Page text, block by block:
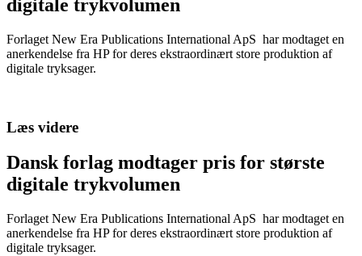
digitale trykvolumen
Forlaget New Era Publications International ApS har modtaget en
anerkendelse fra HP for deres ekstraordinært store produktion af
digitale tryksager.
Læs videre
Dansk forlag modtager pris for største
digitale trykvolumen
Forlaget New Era Publications International ApS har modtaget en
anerkendelse fra HP for deres ekstraordinært store produktion af
digitale tryksager.